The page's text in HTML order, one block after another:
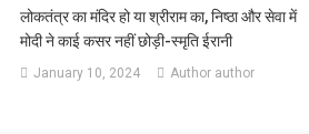
लोकतंत्र का मंदिर हो या श्रीराम का, निष्ठा और सेवा में
मोदी ने काई कसर नहीं छोड़ी-स्मृति ईरानी
January 10, 2024 Author author